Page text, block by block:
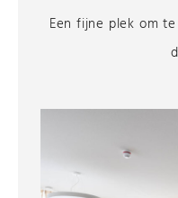
Een fijne plek om